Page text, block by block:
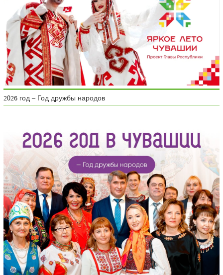
2026 год – Год дружбы народов